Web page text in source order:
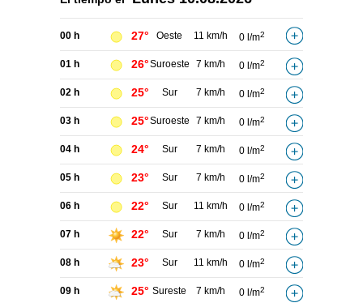
00 h 27° Oeste 11 km/h 0 l/m2
01 h 26°Suroeste 7 km/h 0 l/m2
02 h 25° Sur 7 km/h 0 l/m2
03 h 25°Suroeste 7 km/h 0 l/m2
04 h 24° Sur 7 km/h 0 l/m2
05 h 23° Sur 7 km/h 0 l/m2
06 h 22° Sur 11 km/h 0 l/m2
07 h 22° Sur 7 km/h 0 l/m2
08 h 23° Sur 11 km/h 0 l/m2
09 h 25° Sureste 7 km/h 0 l/m2